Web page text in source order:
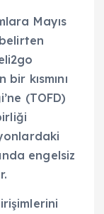
Mayıs
kısmını
(TOFD)
engelsiz